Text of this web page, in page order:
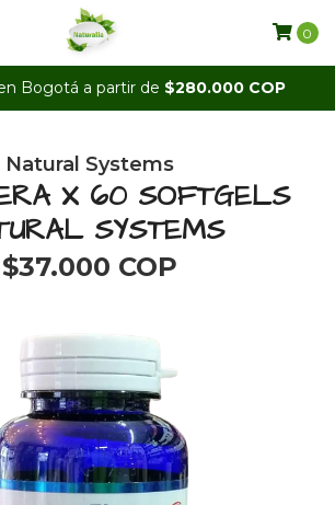
Bogotá a partir de $280.000 COP
0
Natural Systems
X 60 SOFTGELS
SYSTEMS
$37.000 COP